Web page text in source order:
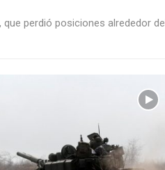
perdió posiciones alrededor del